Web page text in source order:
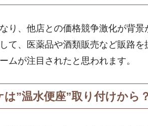
り、他店との価格競争激化が背
て、医薬品や酒類販売など販路を
ムが注目されたと思われます。
”温水便座”取り付けから？